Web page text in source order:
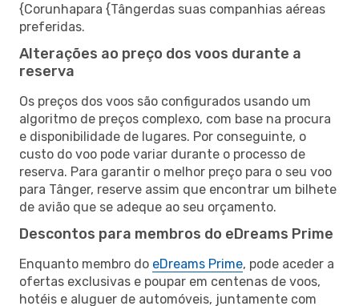
{Corunhapara {Tângerdas suas companhias aéreas
preferidas.
Alterações ao preço dos voos durante a
reserva
Os preços dos voos são configurados usando um
algoritmo de preços complexo, com base na procura
e disponibilidade de lugares. Por conseguinte, o
custo do voo pode variar durante o processo de
reserva. Para garantir o melhor preço para o seu voo
para Tânger, reserve assim que encontrar um bilhete
de avião que se adeque ao seu orçamento.
Descontos para membros do eDreams Prime
Enquanto membro do eDreams Prime, pode aceder a
ofertas exclusivas e poupar em centenas de voos,
hotéis e aluguer de automóveis, juntamente com